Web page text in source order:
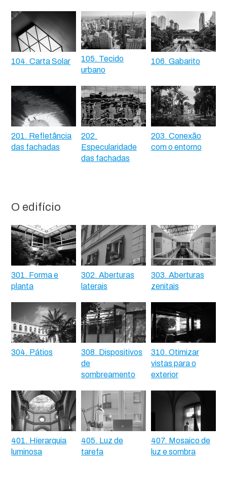
104. Carta Solar
105. Tecido
urbano
106. Gabarito
201. Refletância
das fachadas
202.
Especularidade
das fachadas
203. Conexão
com o entorno
O edifício
301. Forma e
planta
302. Aberturas
laterais
303. Aberturas
zenitais
304. Pátios
308. Dispositivos
de
sombreamento
310. Otimizar
vistas para o
exterior
401. Hierarquia
luminosa
405. Luz de
tarefa
407. Mosaico de
luz e sombra